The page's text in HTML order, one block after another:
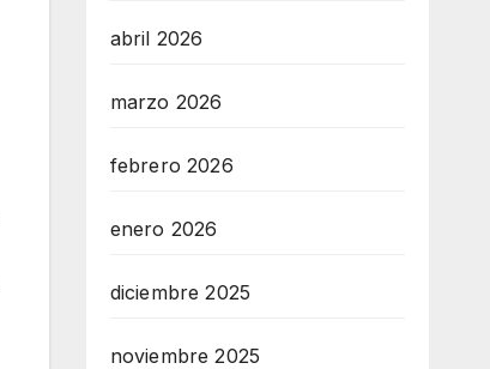
abril 2026
marzo 2026
febrero 2026
enero 2026
diciembre 2025
noviembre 2025